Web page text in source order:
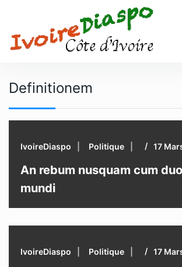
Definitionem
IvoireDiaspo Politique 17
An rebum nusquam cum
mundi
IvoireDiaspo Politique 17